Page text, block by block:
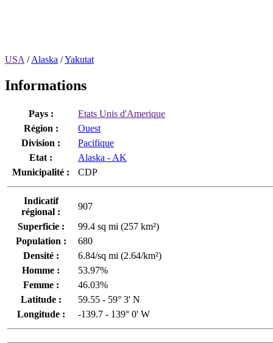
USA /Alaska /Yakutat
Informations
Pays :
Etats Unis d'Amerique
Région :
Ouest
Division :
Pacifique
Etat :
Alaska - AK
Municipalité :
CDP
Indicatif
régional :
907
Superficie :
99.4 sq mi (257 km²)
Population :
680
Densité :
6.84/sq mi (2.64/km²)
Homme :
53.97%
Femme :
46.03%
Latitude :
59.55 - 59° 3' N
Longitude :
-139.7 - 139° 0' W